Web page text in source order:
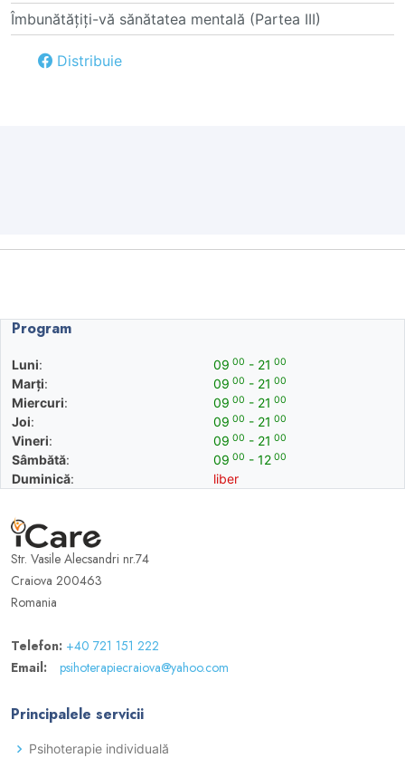
Îmbunătățiți-vă sănătatea mentală (Partea III)
Distribuie
Program
Luni:
Marți:
Miercuri:
Joi:
Vineri:
Sâmbătă:
Duminică:
09 00 - 21 00
09 00 - 21 00
09 00 - 21 00
09 00 - 21 00
09 00 - 21 00
09 00 - 12 00
liber
Str. Vasile Alecsandri nr.74
Craiova 200463
Romania
Telefon: +40 721 151 222
Email:
psihoterapiecraiova@yahoo.com
Principalele servicii
Psihoterapie individuală